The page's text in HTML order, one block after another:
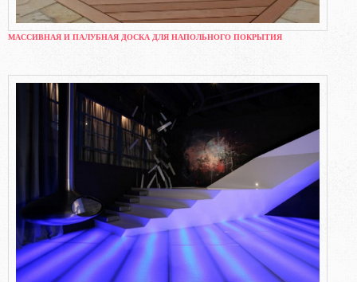
МАССИВНАЯ И ПАЛУБНАЯ ДОСКА ДЛЯ НАПОЛЬНОГО ПОКРЫТИЯ